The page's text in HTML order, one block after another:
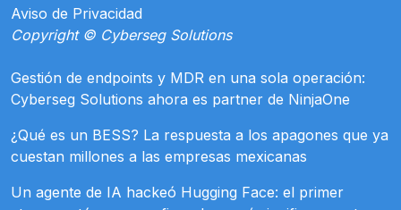
Aviso de Privacidad
Copyright © Cyberseg Solutions
Gestión de endpoints y MDR en una sola operación:
Cyberseg Solutions ahora es partner de NinjaOne
¿Qué es un BESS? La respuesta a los apagones que ya
cuestan millones a las empresas mexicanas
Un agente de IA hackeó Hugging Face: el primer